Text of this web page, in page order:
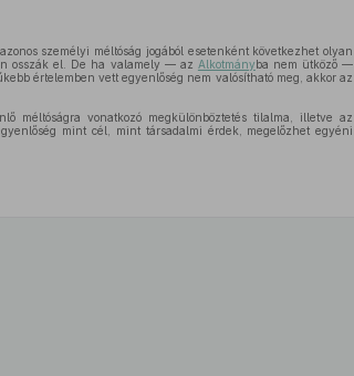
személyi méltóság jogából esetenként következhet olyan
osszák el. De ha valamely — az Alkotmányba nem ütköző —
értelemben vett egyenlőség nem valósítható meg, akkor az
méltóságra vonatkozó megkülönböztetés tilalma, illetve az
mint cél, mint társadalmi érdek, megelőzhet egyéni